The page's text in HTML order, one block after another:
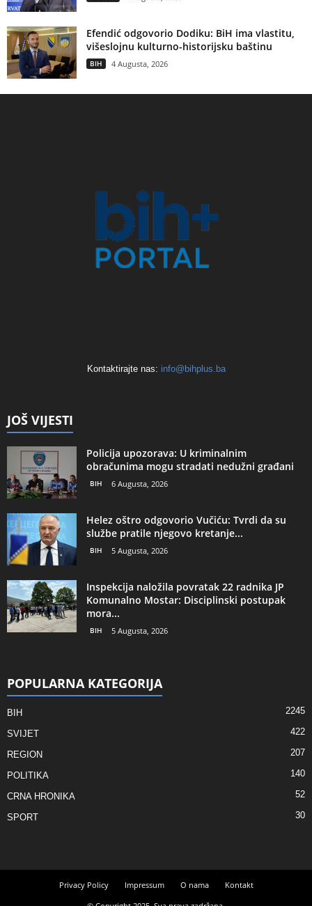
Efendić odgovorio Dodiku: BiH ima vlastitu,
višeslojnu kulturno-historijsku baštinu
BIH 4 Augusta, 2026
Kontaktirajte nas: info@bihplus.ba
JOŠ VIJESTI
Policija upozorava: U kriminalnim
obračunima mogu stradati nedužni građani
BIH 6 Augusta, 2026
Helez oštro odgovorio Vučiću: Tvrdi da su
službe pratile njegovo kretanje...
BIH 5 Augusta, 2026
Inspekcija naložila povratak 22 radnika JP
Komunalno Mostar: Disciplinski postupak
mora...
BIH 5 Augusta, 2026
POPULARNA KATEGORIJA
BIH 2245
SVIJET 422
REGION 207
POLITIKA 140
CRNA HRONIKA 52
SPORT 30
Privacy Policy Impressum O nama
Kontakt